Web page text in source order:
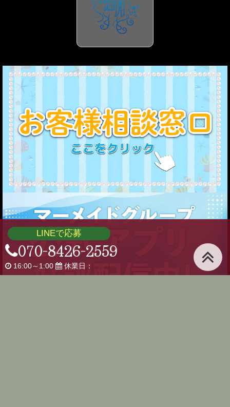
LINEで応募
070-8426-2559
16:00～1:00 休業日：